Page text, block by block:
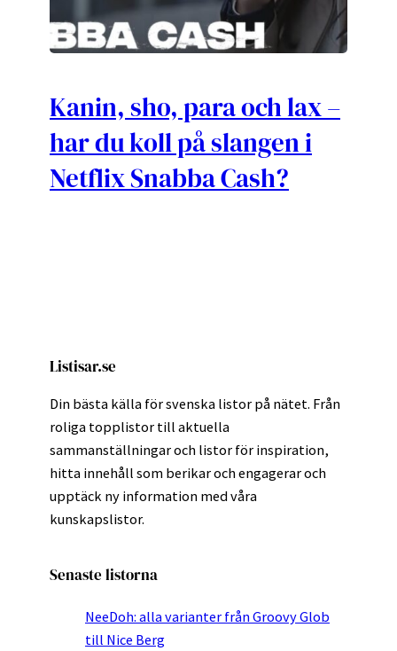
Kanin, sho, para och lax –
har du koll på slangen i
Netflix Snabba Cash?
Listisar.se
Din bästa källa för svenska listor på nätet. Från
roliga topplistor till aktuella
sammanställningar och listor för inspiration,
hitta innehåll som berikar och engagerar och
upptäck ny information med våra
kunskapslistor.
Senaste listorna
NeeDoh: alla varianter från Groovy Glob
till Nice Berg